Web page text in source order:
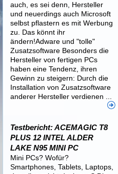
auch, es sei denn, Hersteller
und neuerdings auch Microsoft
selbst pflastern es mit Werbung
zu. Das könnt ihr
ändern!Adware und "tolle"
Zusatzsoftware Besonders die
Hersteller von fertigen PCs
haben eine Tendenz, ihren
Gewinn zu steigern: Durch die
Installation von Zusatzsoftware
anderer Hersteller verdienen ...
Testbericht: ACEMAGIC T8
PLUS 12 INTEL ALDER
LAKE N95 MINI PC
Mini PCs? Wofür?
Smartphones, Tablets, Laptops,